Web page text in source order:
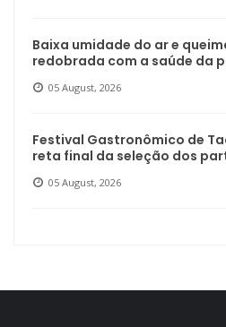
Baixa umidade do ar e
redobrada com a saúde da
05 August, 2026
Festival Gastronômico de
reta final da seleção dos
05 August, 2026